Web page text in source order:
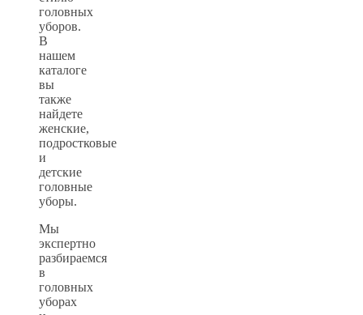
головных
уборов.
В
нашем
каталоге
вы
также
найдете
женские,
подростковые
и
детские
головные
уборы.
Мы
экспертно
разбираемся
в
головных
уборах